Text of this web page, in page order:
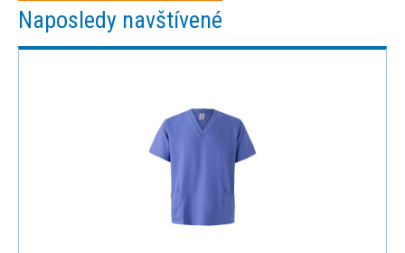
Naposledy navštívené